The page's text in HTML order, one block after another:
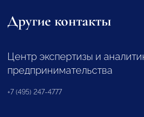
Другие контакты
Центр экспертизы и
предпринимательства
+7 (495) 247-4777